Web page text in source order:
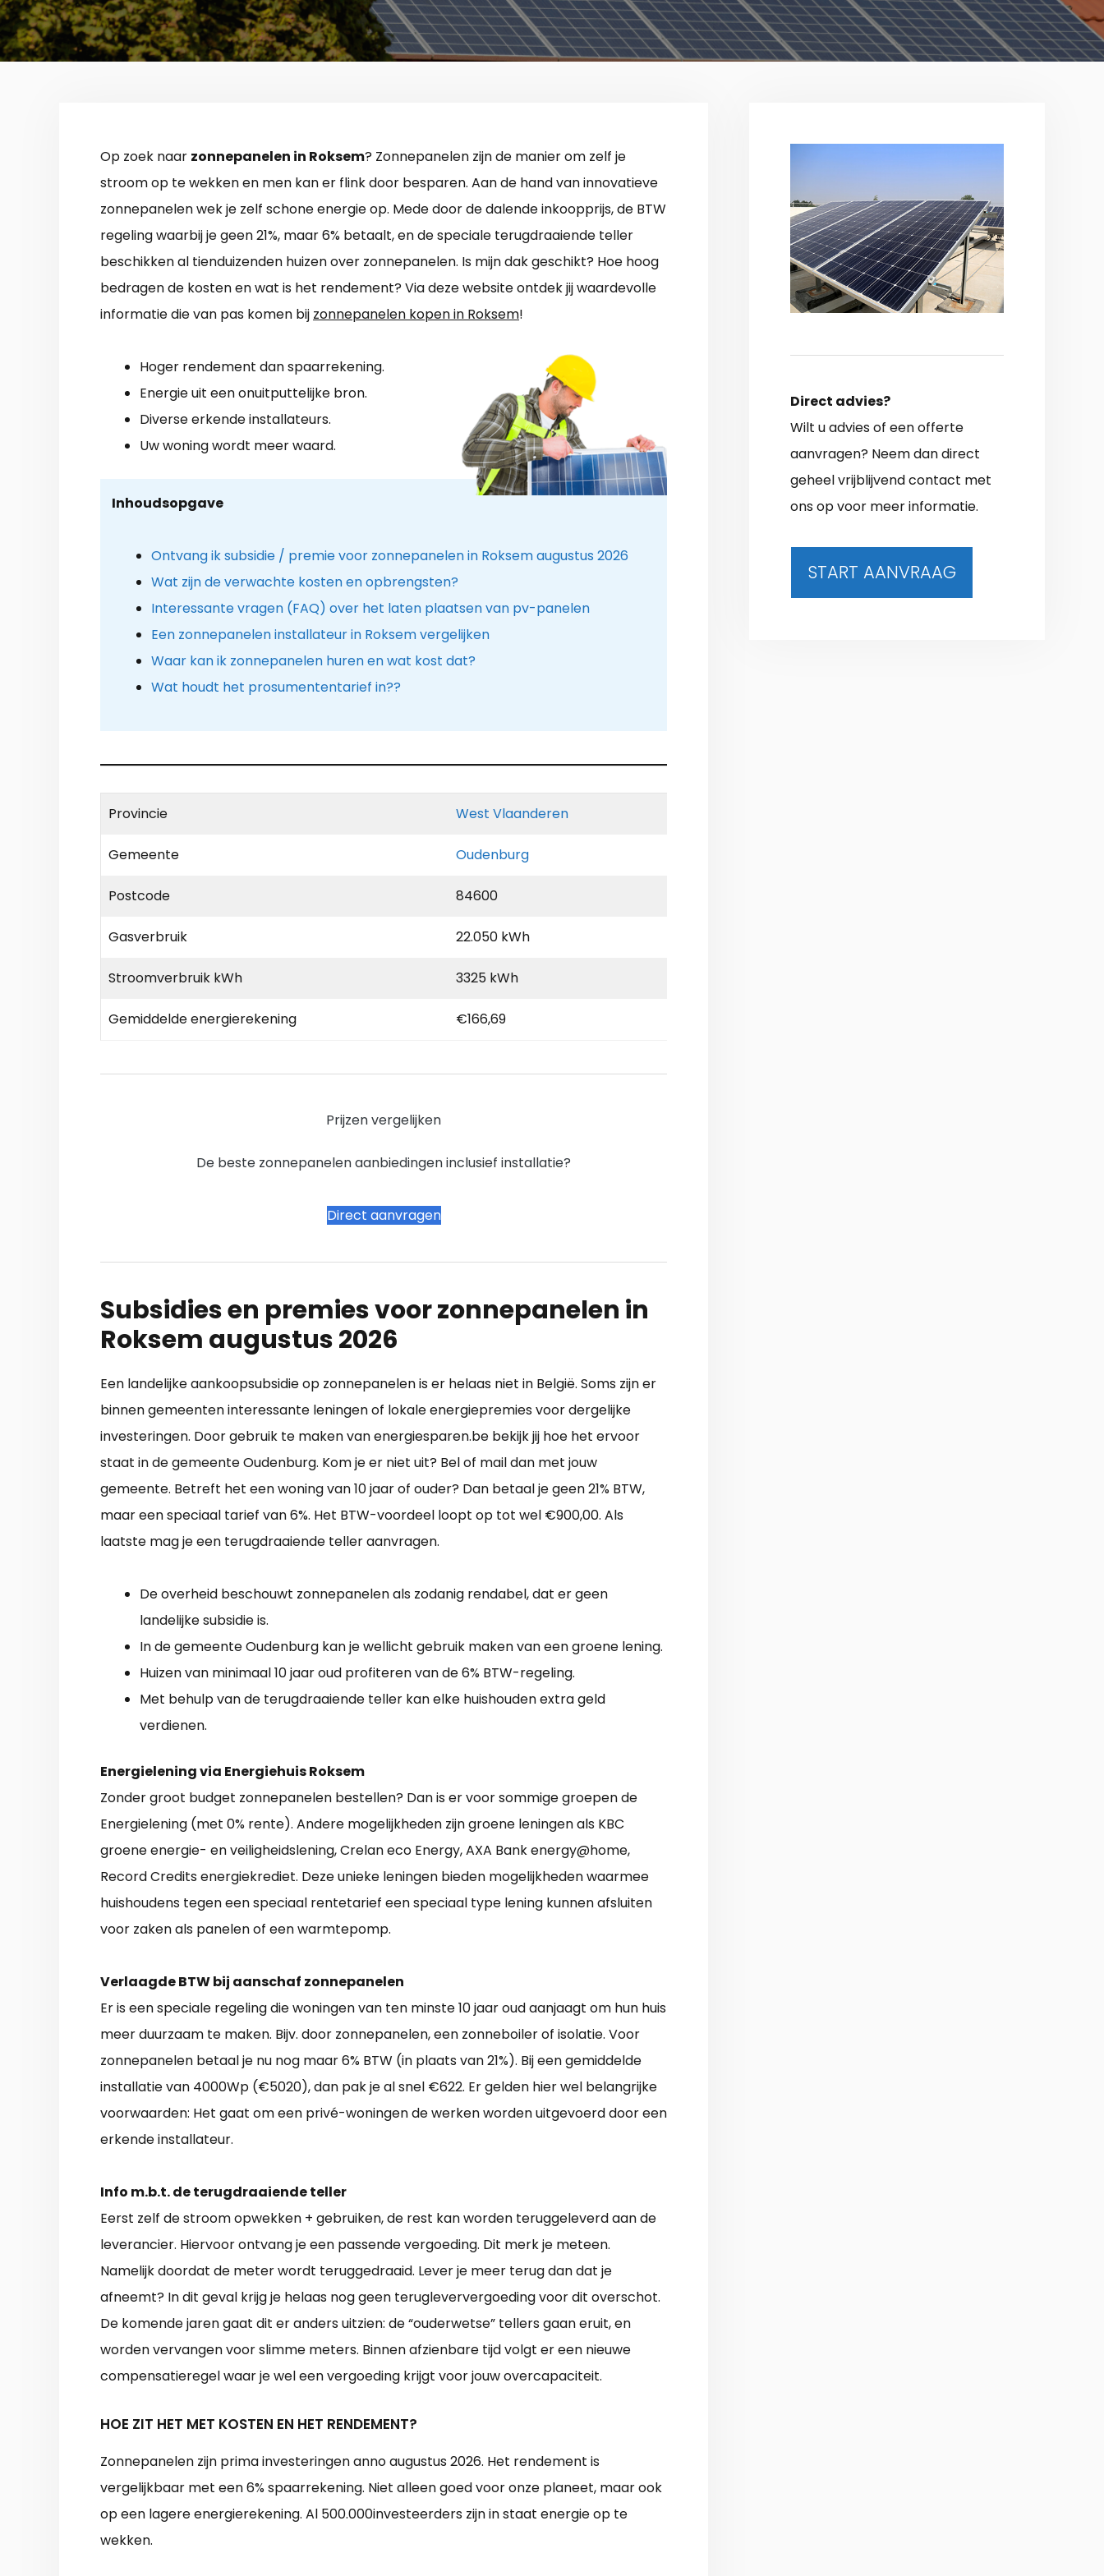
Op zoek naar zonnepanelen in Roksem? Zonnepanelen zijn de manier om zelf je
stroom op te wekken en men kan er flink door besparen. Aan de hand van innovatieve
zonnepanelen wek je zelf schone energie op. Mede door de dalende inkoopprijs, de BTW
regeling waarbij je geen 21%, maar 6% betaalt, en de speciale terugdraaiende teller
beschikken al tienduizenden huizen over zonnepanelen. Is mijn dak geschikt? Hoe hoog
bedragen de kosten en wat is het rendement? Via deze website ontdek jij waardevolle
informatie die van pas komen bij zonnepanelen kopen in Roksem!
Hoger rendement dan spaarrekening.
Energie uit een onuitputtelijke bron.
Diverse erkende installateurs.
Uw woning wordt meer waard.
Inhoudsopgave
Ontvang ik subsidie / premie voor zonnepanelen in Roksem augustus 2026
Wat zijn de verwachte kosten en opbrengsten?
Interessante vragen (FAQ) over het laten plaatsen van pv-panelen
Een zonnepanelen installateur in Roksem vergelijken
Waar kan ik zonnepanelen huren en wat kost dat?
Wat houdt het prosumententarief in??
Provincie West Vlaanderen
Gemeente Oudenburg
Postcode 84600
Gasverbruik 22.050 kWh
Stroomverbruik kWh 3325 kWh
Gemiddelde energierekening €166,69
Prijzen vergelijken
De beste zonnepanelen aanbiedingen inclusief installatie?
Direct aanvragen
Subsidies en premies voor zonnepanelen in
Roksem augustus 2026
Een landelijke aankoopsubsidie op zonnepanelen is er helaas niet in België. Soms zijn er
binnen gemeenten interessante leningen of lokale energiepremies voor dergelijke
investeringen. Door gebruik te maken van energiesparen.be bekijk jij hoe het ervoor
staat in de gemeente Oudenburg. Kom je er niet uit? Bel of mail dan met jouw
gemeente. Betreft het een woning van 10 jaar of ouder? Dan betaal je geen 21% BTW,
maar een speciaal tarief van 6%. Het BTW-voordeel loopt op tot wel €900,00. Als
laatste mag je een terugdraaiende teller aanvragen.
De overheid beschouwt zonnepanelen als zodanig rendabel, dat er geen
landelijke subsidie is.
In de gemeente Oudenburg kan je wellicht gebruik maken van een groene lening.
Huizen van minimaal 10 jaar oud profiteren van de 6% BTW-regeling.
Met behulp van de terugdraaiende teller kan elke huishouden extra geld
verdienen.
Energielening via Energiehuis Roksem
Zonder groot budget zonnepanelen bestellen? Dan is er voor sommige groepen de
Energielening (met 0% rente). Andere mogelijkheden zijn groene leningen als KBC
groene energie- en veiligheidslening, Crelan eco Energy, AXA Bank energy@home,
Record Credits energiekrediet. Deze unieke leningen bieden mogelijkheden waarmee
huishoudens tegen een speciaal rentetarief een speciaal type lening kunnen afsluiten
voor zaken als panelen of een warmtepomp.
Verlaagde BTW bij aanschaf zonnepanelen
Er is een speciale regeling die woningen van ten minste 10 jaar oud aanjaagt om hun huis
meer duurzaam te maken. Bijv. door zonnepanelen, een zonneboiler of isolatie. Voor
zonnepanelen betaal je nu nog maar 6% BTW (in plaats van 21%). Bij een gemiddelde
installatie van 4000Wp (€5020), dan pak je al snel €622. Er gelden hier wel belangrijke
voorwaarden: Het gaat om een privé-woningen de werken worden uitgevoerd door een
erkende installateur.
Info m.b.t. de terugdraaiende teller
Eerst zelf de stroom opwekken + gebruiken, de rest kan worden teruggeleverd aan de
leverancier. Hiervoor ontvang je een passende vergoeding. Dit merk je meteen.
Namelijk doordat de meter wordt teruggedraaid. Lever je meer terug dan dat je
afneemt? In dit geval krijg je helaas nog geen terugleververgoeding voor dit overschot.
De komende jaren gaat dit er anders uitzien: de “ouderwetse” tellers gaan eruit, en
worden vervangen voor slimme meters. Binnen afzienbare tijd volgt er een nieuwe
compensatieregel waar je wel een vergoeding krijgt voor jouw overcapaciteit.
HOE ZIT HET MET KOSTEN EN HET RENDEMENT?
Zonnepanelen zijn prima investeringen anno augustus 2026. Het rendement is
vergelijkbaar met een 6% spaarrekening. Niet alleen goed voor onze planeet, maar ook
op een lagere energierekening. Al 500.000investeerders zijn in staat energie op te
wekken.
Direct advies?
Wilt u advies of een offerte
aanvragen? Neem dan direct
geheel vrijblijvend contact met
ons op voor meer informatie.
START AANVRAAG